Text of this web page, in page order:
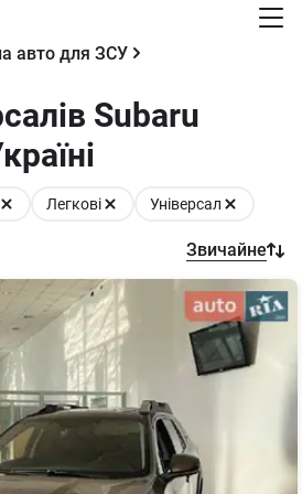
авто для ЗСУ
Subaru
Легкові Універсал
Звичайне